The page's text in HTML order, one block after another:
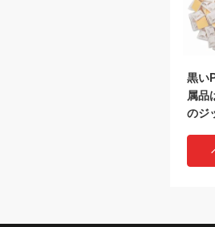
黒い
属品
のジ